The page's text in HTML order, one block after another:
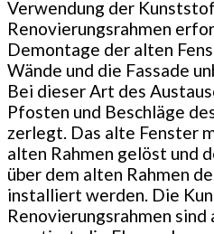
Verwendung der
Renovierungsrahmen
Demontage der alten
Wände und die Fassade
Bei dieser Art des
Pfosten und Beschläge
zerlegt. Das alte Fenster
alten Rahmen gelöst und
über dem alten Rahmen
installiert werden. Die
Renovierungsrahmen